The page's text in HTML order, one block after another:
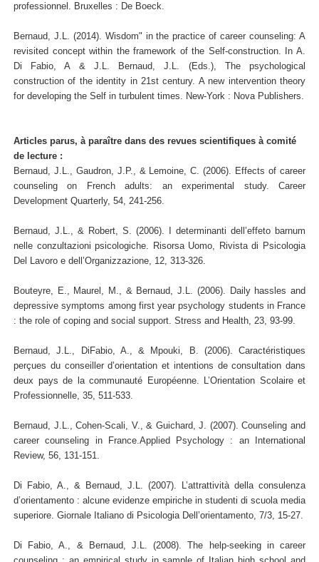
professionnel. Bruxelles : De Boeck.
Bernaud, J.L. (2014). Wisdom" in the practice of career counseling: A
revisited concept within the framework of the Self-construction. In A.
Di Fabio, A & J.L. Bernaud, J.L. (Eds.), The psychological
construction of the identity in 21st century. A new intervention theory
for developing the Self in turbulent times. New-York : Nova Publishers.
Articles parus, à paraître dans des revues scientifiques à comité
de lecture :
Bernaud, J.L., Gaudron, J.P., & Lemoine, C. (2006). Effects of career
counseling on French adults: an experimental study. Career
Development Quarterly, 54, 241-256.
Bernaud, J.L., & Robert, S. (2006). I determinanti dell’effeto barnum
nelle conzultazioni psicologiche. Risorsa Uomo, Rivista di Psicologia
Del Lavoro e dell’Organizzazione, 12, 313-326.
Bouteyre, E., Maurel, M., & Bernaud, J.L. (2006). Daily hassles and
depressive symptoms among first year psychology students in France
: the role of coping and social support. Stress and Health, 23, 93-99.
Bernaud, J.L., DiFabio, A., & Mpouki, B. (2006). Caractéristiques
perçues du conseiller d’orientation et intentions de consultation dans
deux pays de la communauté Européenne. L’Orientation Scolaire et
Professionnelle, 35, 511-533.
Bernaud, J.L., Cohen-Scali, V., & Guichard, J. (2007). Counseling and
career counseling in France.Applied Psychology : an International
Review, 56, 131-151.
Di Fabio, A., & Bernaud, J.L. (2007). L’attrattività della consulenza
d’orientamento : alcune evidenze empiriche in studenti di scuola media
superiore. Giornale Italiano di Psicologia Dell’orientamento, 7/3, 15-27.
Di Fabio, A., & Bernaud, J.L. (2008). The help-seeking in career